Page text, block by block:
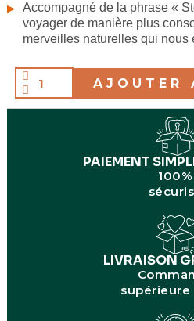
Accompagné de la phrase «
voyager de manière plus
merveilles naturelles qui nous
AJOUTER
PAIEMENT
100%
LIVRAISON
supérieure